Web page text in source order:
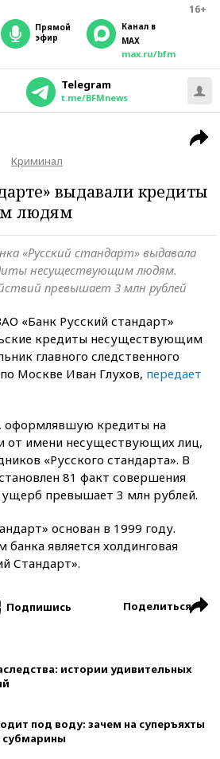
16+
прямой
эфир
Канал в
MAX
max.ru/bfm
Telegram
t.me/BFMnews
Криминал
выдавали кредиты
людям
«Русский стандарт» выдавала
несуществующим людям.
превышает 3 млн рублей
«Банк Русский стандарт»
кредиты несуществующим
главного следственного
Москве Иван Глухов, передает
оформлявшую кредиты на
от имени несуществующих лиц,
«Русского стандарта». В
81 факт совершения
превышает 3 млн рублей.
основан в 1999 году.
является холдинговая
Стандарт».
Подпишись Поделиться
истории удивительных
под воду: зачем на суперъяхты
субмарины